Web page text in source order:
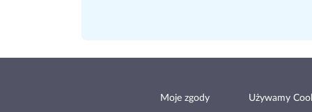
Moje zgody Używamy